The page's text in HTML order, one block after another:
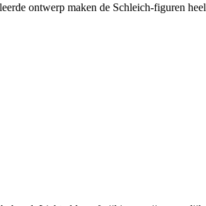
ontwerp maken de Schleich-figuren